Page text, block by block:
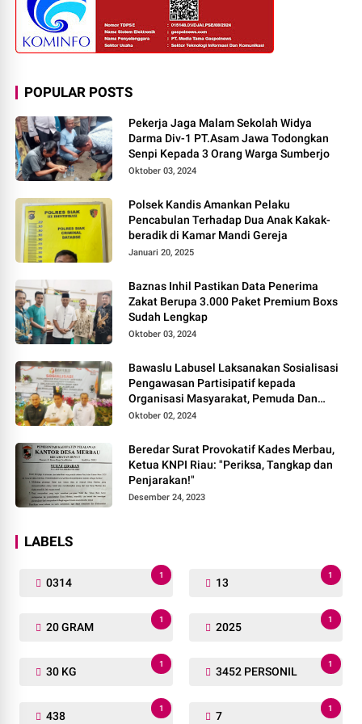
POPULAR POSTS
Pekerja Jaga Malam Sekolah Widya
Darma Div-1 PT.Asam Jawa Todongkan
Senpi Kepada 3 Orang Warga Sumberjo
Oktober 03, 2024
Polsek Kandis Amankan Pelaku
Pencabulan Terhadap Dua Anak Kakak-
beradik di Kamar Mandi Gereja
Januari 20, 2025
Baznas Inhil Pastikan Data Penerima
Zakat Berupa 3.000 Paket Premium Boxs
Sudah Lengkap
Oktober 03, 2024
Bawaslu Labusel Laksanakan Sosialisasi
Pengawasan Partisipatif kepada
Organisasi Masyarakat, Pemuda Dan
Agama Pada pilkada Serentak 2024
Oktober 02, 2024
Beredar Surat Provokatif Kades Merbau,
Ketua KNPI Riau: "Periksa, Tangkap dan
Penjarakan!"
Desember 24, 2023
LABELS
0314
1
13
1
20 GRAM
1
2025
1
30 KG
1
3452 PERSONIL
1
438
1
7
1